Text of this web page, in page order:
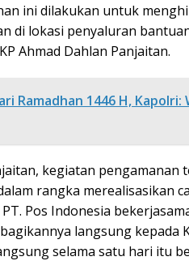
ini dilakukan untuk
di lokasi penyaluran
Ahmad Dahlan Panjaitan.
Ramadhan 1446 H,
kegiatan pengamanan
rangka merealisasikan
Pos Indonesia
langsung kepada
selama satu hari itu